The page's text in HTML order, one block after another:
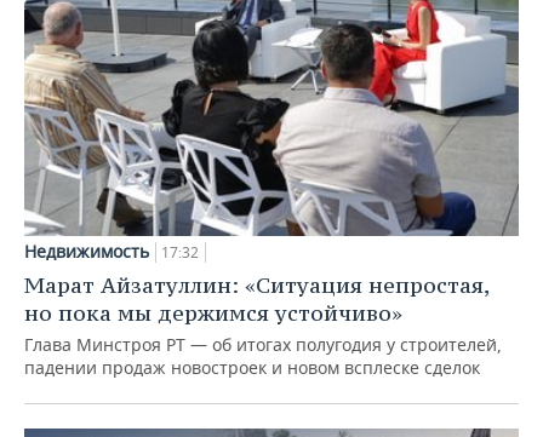
Недвижимость 17:32
Марат Айзатуллин: «Ситуация непростая,
но пока мы держимся устойчиво»
Глава Минстроя РТ — об итогах полугодия у строителей,
падении продаж новостроек и новом всплеске сделок